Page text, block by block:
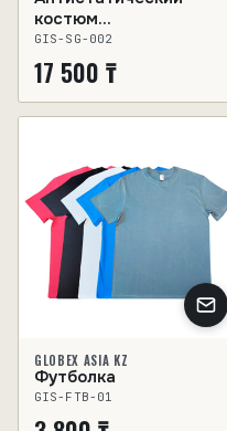
костюм
(куртка+брюки) Spark
Guard
GIS-SG-002
17 500 ₸
GLOBEX ASIA KZ
Футболка
GIS-FTB-01